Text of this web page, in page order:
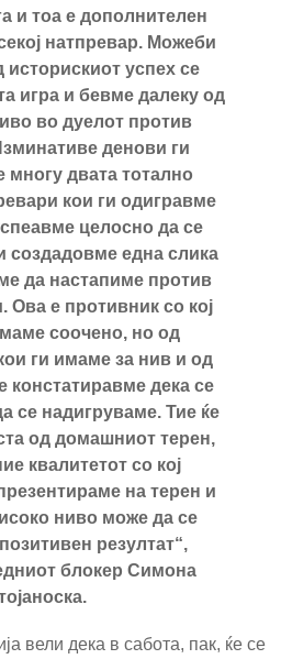
и тоа е дополнителен
натпревар. Можеби
успех се
игра и бевме далеку од
во дуелот против
денови ги
многу двата тотално
кои ги одигравме
целосно да се
создадовме една слика
да настапиме против
Ова е противник со кој
соочено, но од
ги имаме за нив и од
констатиравме дека се
се надигруваме. Тие ќе
од домашниот терен,
квалитетот со кој
на терен и
ниво може да се
резултат“,
блокер Симона
вели дека в сабота, пак, ќе се